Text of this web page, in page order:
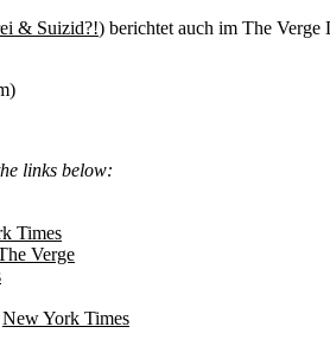
& Suizid?!) berichtet auch im The Verge
links below:
Times
Verge
New York Times